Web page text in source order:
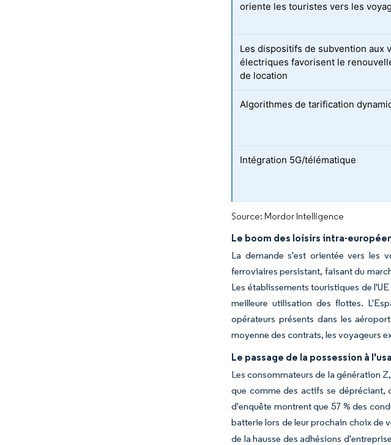
oriente les touristes vers les
Les dispositifs de subvention aux
électriques favorisent le
de location
Algorithmes de tarification
Intégration 5G/télématique
Source: Mordor Intelligence
Le boom des loisirs intra-
La demande s'est orientée vers les
ferroviaires persistant, faisant du
Les établissements touristiques de
meilleure utilisation des flottes.
opérateurs présents dans les
moyenne des contrats, les voyageurs
Le passage de la possession à
Les consommateurs de la génération
que comme des actifs se dépréciant,
d'enquête montrent que 57 % des
batterie lors de leur prochain choix de
de la hausse des adhésions